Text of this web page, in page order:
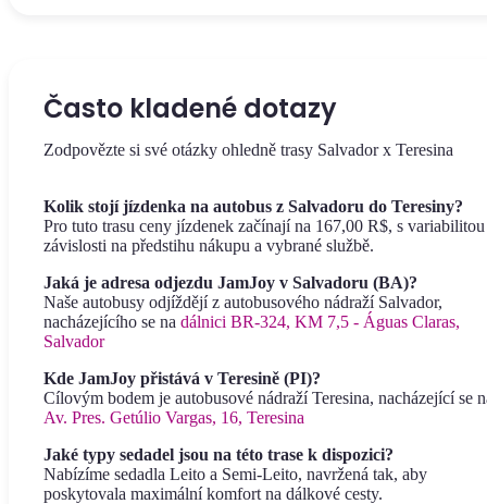
Často kladené dotazy
Zodpovězte si své otázky ohledně trasy Salvador x Teresina
Kolik stojí jízdenka na autobus z Salvadoru do Teresiny?
Pro tuto trasu ceny jízdenek začínají na 167,00 R$, s
závislosti na předstihu nákupu a vybrané službě.
Jaká je adresa odjezdu JamJoy v Salvadoru (BA)?
Naše autobusy odjíždějí z autobusového nádraží Salvador,
nacházejícího se na dálnici BR-324, KM 7,5 - Águas Claras,
Salvador
Kde JamJoy přistává v Teresině (PI)?
Cílovým bodem je autobusové nádraží Teresina, nacházející se
Av. Pres. Getúlio Vargas, 16, Teresina
Jaké typy sedadel jsou na této trase k dispozici?
Nabízíme sedadla Leito a Semi-Leito, navržená tak, aby
poskytovala maximální komfort na dálkové cesty.